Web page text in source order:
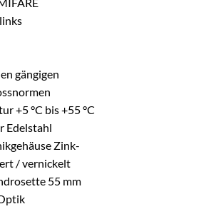
gängigen
+5 °C bis +55 °C
Edelstahl
Zink-
/ vernickelt
55 mm